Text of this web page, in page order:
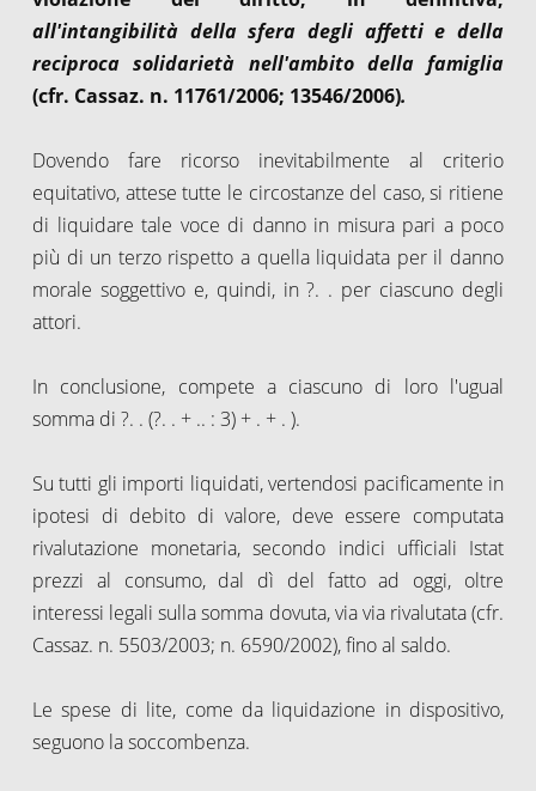
all'intangibilità della sfera degli affetti e della
reciproca solidarietà nell'ambito della famiglia
(cfr. Cassaz. n. 11761/2006; 13546/2006).
Dovendo fare ricorso inevitabilmente al criterio
equitativo, attese tutte le circostanze del caso, si ritiene
di liquidare tale voce di danno in misura pari a poco
più di un terzo rispetto a quella liquidata per il danno
morale soggettivo e, quindi, in ?. . per ciascuno degli
attori.
In conclusione, compete a ciascuno di loro l'ugual
somma di ?. . (?. . + .. : 3) + . + . ).
Su tutti gli importi liquidati, vertendosi pacificamente in
ipotesi di debito di valore, deve essere computata
rivalutazione monetaria, secondo indici ufficiali Istat
prezzi al consumo, dal dì del fatto ad oggi, oltre
interessi legali sulla somma dovuta, via via rivalutata (cfr.
Cassaz. n. 5503/2003; n. 6590/2002), fino al saldo.
Le spese di lite, come da liquidazione in dispositivo,
seguono la soccombenza.